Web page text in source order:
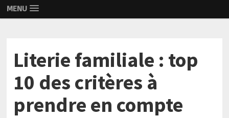
MENU
Literie familiale : top
10 des critères à
prendre en compte